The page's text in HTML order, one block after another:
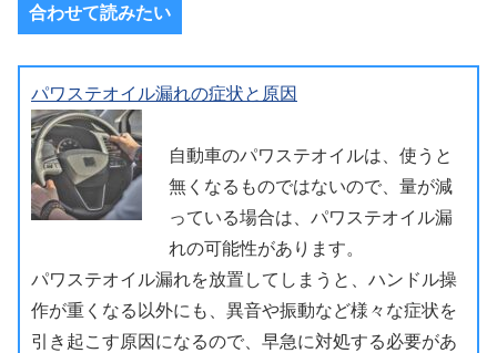
合わせて読みたい
パワステオイル漏れの症状と原因
自動車のパワステオイルは、使うと
無くなるものではないので、量が減
っている場合は、パワステオイル漏
れの可能性があります。
パワステオイル漏れを放置してしまうと、ハンドル操
作が重くなる以外にも、異音や振動など様々な症状を
引き起こす原因になるので、早急に対処する必要があ